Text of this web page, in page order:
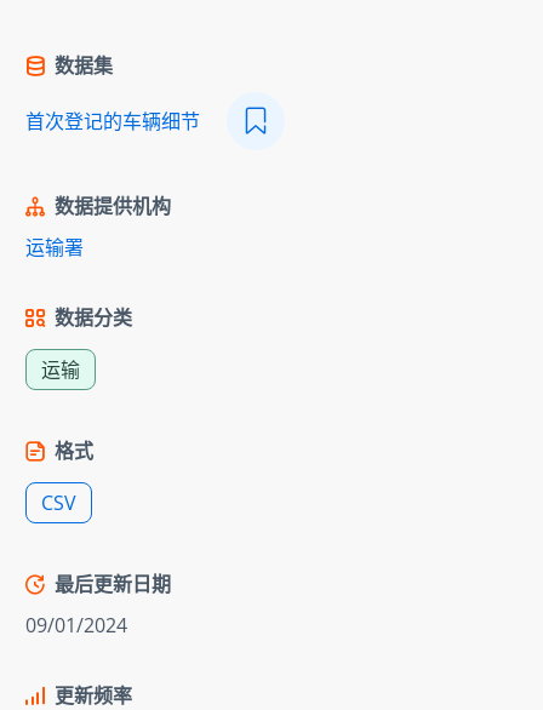
数据集
首次登记的车辆细节
数据提供机构
运输署
数据分类
运输
格式
CSV
最后更新日期
09/01/2024
更新频率